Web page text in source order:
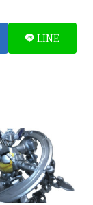
LINE